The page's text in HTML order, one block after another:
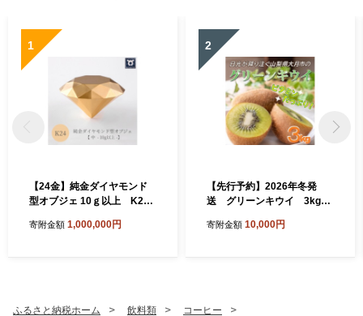
1
【24金】純金ダイヤモンド
型オブジェ 10ｇ以上 K24
山吹色 金色 ゴールド g
24イエローゴールド
寄附金額 1,000,000円
2
【先行予約】2026年冬発
送 グリーンキウイ 3kg
寄附金額 10,000円
ふるさと納税ホーム 飲料類 コーヒー